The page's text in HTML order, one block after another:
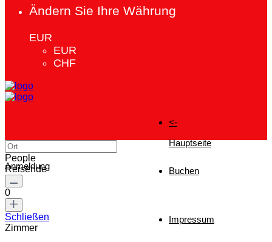
Ändern Sie Ihre Währung
EUR
EUR
CHF
<-
Hauptseite
Buchen
Impressum
Anmeldung
People
Reisende
0
Schließen
Zimmer